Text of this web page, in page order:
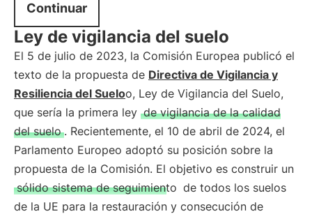
Continuar
Ley de vigilancia del suelo
El 5 de julio de 2023, la Comisión Europea publicó el
texto de la propuesta de Directiva de Vigilancia y
Resiliencia del Sueloo, Ley de Vigilancia del Suelo,
que sería la primera ley de vigilancia de la calidad
del suelo . Recientemente, el 10 de abril de 2024, el
Parlamento Europeo adoptó su posición sobre la
propuesta de la Comisión. El objetivo es construir un
sólido sistema de seguimiento de todos los suelos
de la UE para la restauración y consecución de